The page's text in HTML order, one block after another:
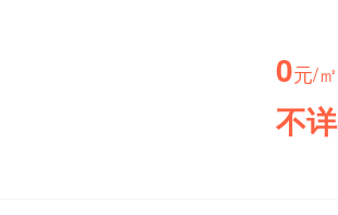
0元/㎡
不详